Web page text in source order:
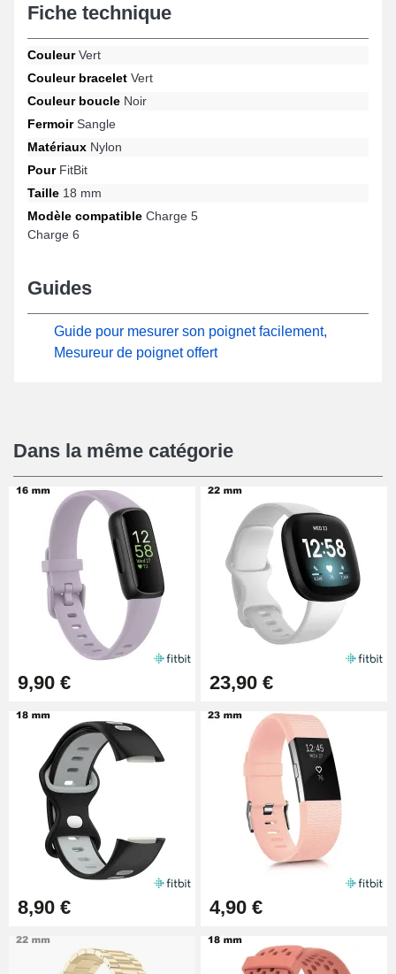
intégration harmonieuse dans toutes les circonstances, ce
bracelet de montre affiche une taille de 18 mm et cela s'adapte
parfaitement à vos besoins. Ce bracelet tissu smartwatch texturé
vert fitbit 18mm se distingue avec son endurance, représentant
un choix idéal afin de substituer un composant fatigué ou
Le coloris vert sophistiqué du bracelet montre connectée apporte
une esthétique exclusive et énergique de votre garde-temps
fermoir sangle résistant et fonctionne pour les modèles Charge 6,
Charge 5 et bien plus encore de la marque FitBit. Le bracelet
montre 18mm FitBit correspond impeccablement à une sélection
Fiche technique
CouleurVert
Couleur bracelet Vert
Couleur boucle Noir
FermoirSangle
Matériaux Nylon
PourFitBit
Taille 18 mm
Modèle compatible Charge 5
Charge 6
Guides
Guide pour mesurer son poignet facilement,
Mesureur de poignet offert
Dans la même catégorie
9,90 € 23,90 €
8,90 € 4,90 €